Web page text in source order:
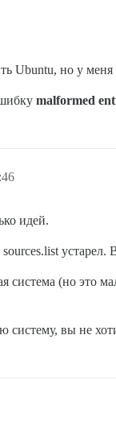
Ubuntu, но у
malformed
идей.
(но это
вы не